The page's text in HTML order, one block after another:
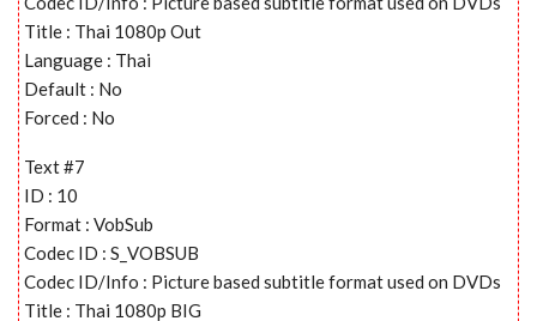
Title : Thai 1080p Out
Language : Thai
Default : No
Forced : No
Text #7
ID : 10
Format : VobSub
Codec ID : S_VOBSUB
Codec ID/Info : Picture based subtitle format used on DVDs
Title : Thai 1080p BIG